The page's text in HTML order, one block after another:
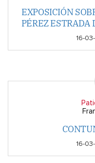
EXPOSICIÓN
PÉREZ ESTRADA
16-
16-